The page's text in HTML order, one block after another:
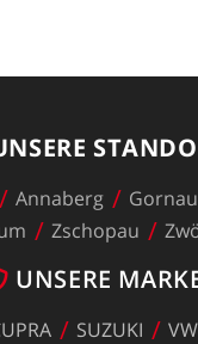
Annaberg Gornau
Zschopau
UNSERE
SUZUKI VW